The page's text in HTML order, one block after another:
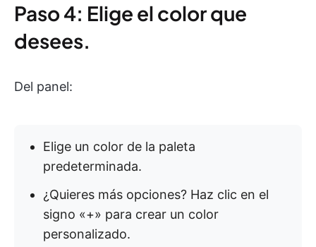
Paso 4: Elige el color que
desees.
Del panel:
Elige un color de la paleta
predeterminada.
¿Quieres más opciones? Haz clic en el
signo «+» para crear un color
personalizado.